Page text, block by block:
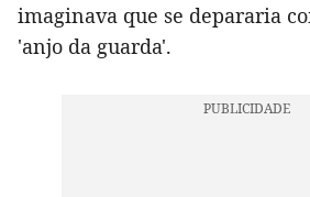
imaginava que se depararia
'anjo da guarda'.